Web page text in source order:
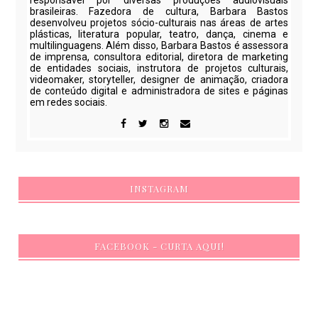
brasileiras. Fazedora de cultura, Barbara Bastos
desenvolveu projetos sócio-culturais nas áreas de artes
plásticas, literatura popular, teatro, dança, cinema e
multilinguagens. Além disso, Barbara Bastos é assessora
de imprensa, consultora editorial, diretora de marketing
de entidades sociais, instrutora de projetos culturais,
videomaker, storyteller, designer de animação, criadora
de conteúdo digital e administradora de sites e páginas
em redes sociais.
INSTAGRAM
FACEBOOK - CURTA AQUI!